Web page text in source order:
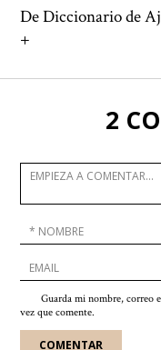
De Diccionario de
+
2
Guarda mi nombre, correo
vez que comente.